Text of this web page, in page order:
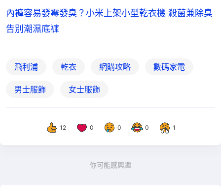
內褲容易發霉發臭？小米上架小型乾衣機 殺菌兼除臭
告別潮濕底褲
飛利浦 乾衣 網購攻略 數碼家電
男士服飾 女士服飾
12 0 0 0 1
你可能感興趣